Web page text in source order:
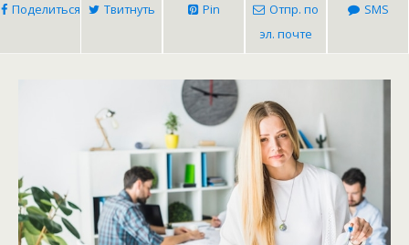
Поделиться Твитнуть Pin
Отпр. по
эл. почте
SMS